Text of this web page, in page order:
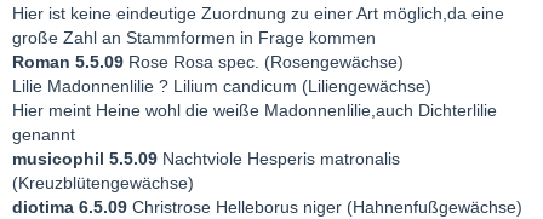
Hier ist keine eindeutige Zuordnung zu einer Art möglich,da eine
große Zahl an Stammformen in Frage kommen
Roman 5.5.09 Rose Rosa spec. (Rosengewächse)
Lilie Madonnenlilie ? Lilium candicum (Liliengewächse)
Hier meint Heine wohl die weiße Madonnenlilie,auch Dichterlilie
genannt
musicophil 5.5.09 Nachtviole Hesperis matronalis
(Kreuzblütengewächse)
diotima 6.5.09 Christrose Helleborus niger (Hahnenfußgewächse)